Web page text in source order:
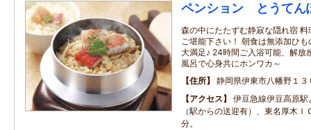
ペンション とうてん
森の中にたたずむ静寂な隠れ宿
ご堪能下さい！ 朝食は無添加ひ
大満足♪ 24時間ご入浴可能、解放
風呂で心身共にホンワカ～
住所
静岡県伊東市八幡野１３
アクセス
伊豆急線伊豆高原
（駅からの送迎有）、東名厚木Ｉ
分。